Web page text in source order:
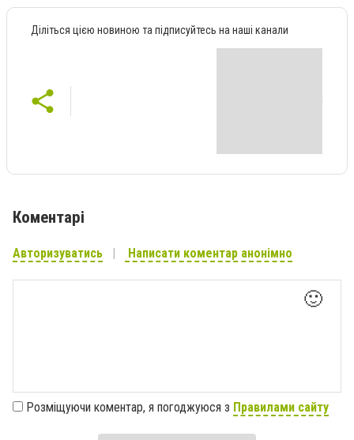
Діліться цією новиною та підписуйтесь на наші канали
Коментарі
Авторизуватись Написати коментар анонімно
🙂
Розміщуючи коментар, я погоджуюся з Правилами сайту